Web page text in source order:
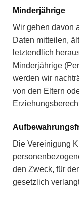
Minderjährige
Wir gehen davon
Daten mitteilen,
letztendlich
Minderjährige
werden wir
von den Eltern
Die Vereinigung
den Zweck, für
gesetzlich